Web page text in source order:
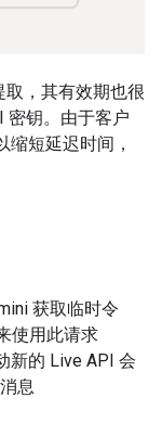
，其有效期也很
密钥。由于客户
缩短延迟时间，
获取临时令
使用此请求
新的 Live API 会
息